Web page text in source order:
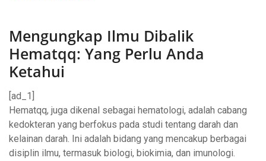
Mengungkap Ilmu Dibalik
Hematqq: Yang Perlu Anda
Ketahui
[ad_1]
Hematqq, juga dikenal sebagai hematologi, adalah cabang
kedokteran yang berfokus pada studi tentang darah dan
kelainan darah. Ini adalah bidang yang mencakup berbagai
disiplin ilmu, termasuk biologi, biokimia, dan imunologi.